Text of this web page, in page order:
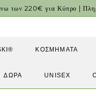
άνω των 220€ για Κύπρο |
ΚΟΣΜΉΜΑΤΑ
ΔΏΡΑ UNISEX